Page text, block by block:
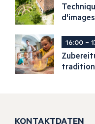
d'images
16:00 –
KONTAKTDATEN